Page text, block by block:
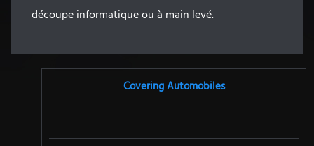
découpe informatique ou à main levé.
Covering Automobiles